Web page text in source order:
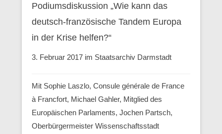
Podiumsdiskussion „Wie kann das
deutsch-französische Tandem Europa
in der Krise helfen?“
3. Februar 2017 im Staatsarchiv Darmstadt
Mit Sophie Laszlo, Consule générale de France
à Francfort, Michael Gahler, Mitglied des
Europäischen Parlaments, Jochen Partsch,
Oberbürgermeister Wissenschaftsstadt